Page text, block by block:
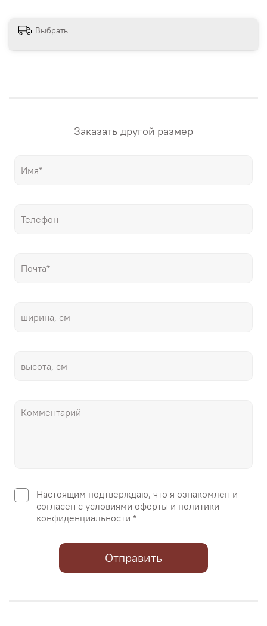
репродукции мировых шедевров живописи, только
Выбрать
Заказать другой размер
Настоящим подтверждаю, что я ознакомлен и
согласен с условиями оферты и политики
конфиденциальности *
Отправить